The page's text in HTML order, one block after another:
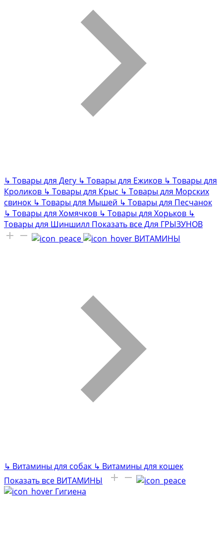
↳ Товары для Дегу ↳ Товары для Ежиков ↳ Товары для
Кроликов ↳ Товары для Крыс ↳ Товары для Морских
свинок ↳ Товары для Мышей ↳ Товары для Песчанок
↳ Товары для Хомячков ↳ Товары для Хорьков ↳
Товары для Шиншилл Показать все Для ГРЫЗУНОВ
ВИТАМИНЫ
↳ Витамины для собак ↳ Витамины для кошек
Показать все ВИТАМИНЫ
Гигиена